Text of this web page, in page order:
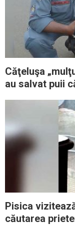
Căţeluşa
au salvat puii
Pisica
căutarea